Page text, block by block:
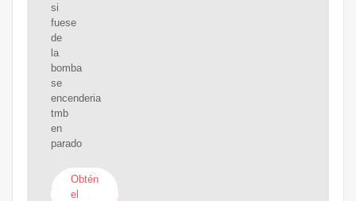
si
fuese
de
la
bomba
se
encenderia
tmb
en
parado
Obtén
el